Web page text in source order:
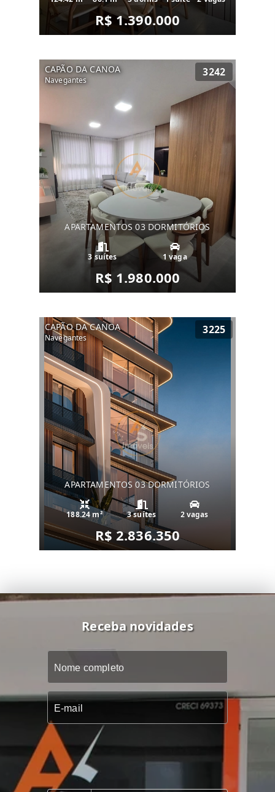
R$ 1.390.000
CAPÃO DA CANOA
Navegantes
3242
APARTAMENTOS 03 DORMITÓRIOS
3 suítes 1 vaga
R$ 1.980.000
CAPÃO DA CANOA
Navegantes
3225
APARTAMENTOS 03 DORMITÓRIOS
188.24 m² 3 suítes 2 vagas
R$ 2.836.350
Receba novidades